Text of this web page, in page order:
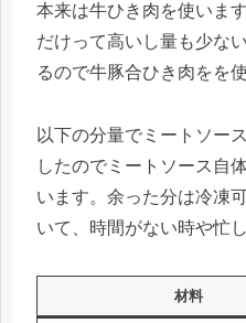
本来は牛ひき肉を使いま
だけって高いし量も少な
るので牛豚合ひき肉をを
以下の分量でミートソー
したのでミートソース自
います。余った分は冷凍
いて、時間がない時や忙
材料